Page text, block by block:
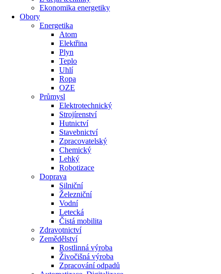
Ekonomika energetiky
Obory
Energetika
Atom
Elektřina
Plyn
Teplo
Uhlí
Ropa
OZE
Průmysl
Elektrotechnický
Strojírenství
Hutnictví
Stavebnictví
Zpracovatelský
Chemický
Lehký
Robotizace
Doprava
Silniční
Železniční
Vodní
Letecká
Čistá mobilita
Zdravotnictví
Zemědělství
Rostlinná výroba
Živočišná výroba
Zpracování odpadů